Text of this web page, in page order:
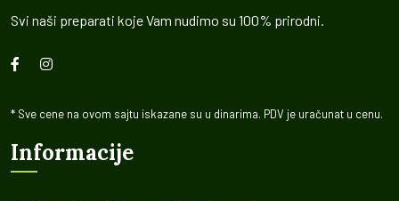
Svi naši preparati koje Vam nudimo su 100% prirodni.
* Sve cene na ovom sajtu iskazane su u dinarima. PDV je uračunat u cenu.
Informacije